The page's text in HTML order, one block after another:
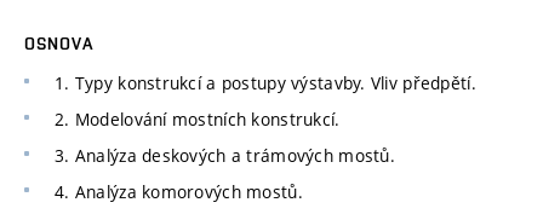
OSNOVA
1. Typy konstrukcí a postupy výstavby. Vliv předpětí.
2. Modelování mostních konstrukcí.
3. Analýza deskových a trámových mostů.
4. Analýza komorových mostů.